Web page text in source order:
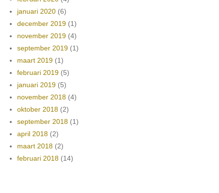
januari 2020 (6)
december 2019 (1)
november 2019 (4)
september 2019 (1)
maart 2019 (1)
februari 2019 (5)
januari 2019 (5)
november 2018 (4)
oktober 2018 (2)
september 2018 (1)
april 2018 (2)
maart 2018 (2)
februari 2018 (14)